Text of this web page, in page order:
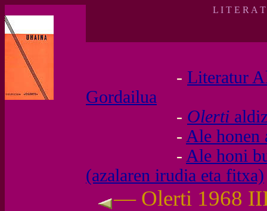
L I T E R A
- Literatur
Gordailua
- Olerti
- Ale honen
- Ale honi
(azalaren irudia eta fitxa)
— Olerti 1968